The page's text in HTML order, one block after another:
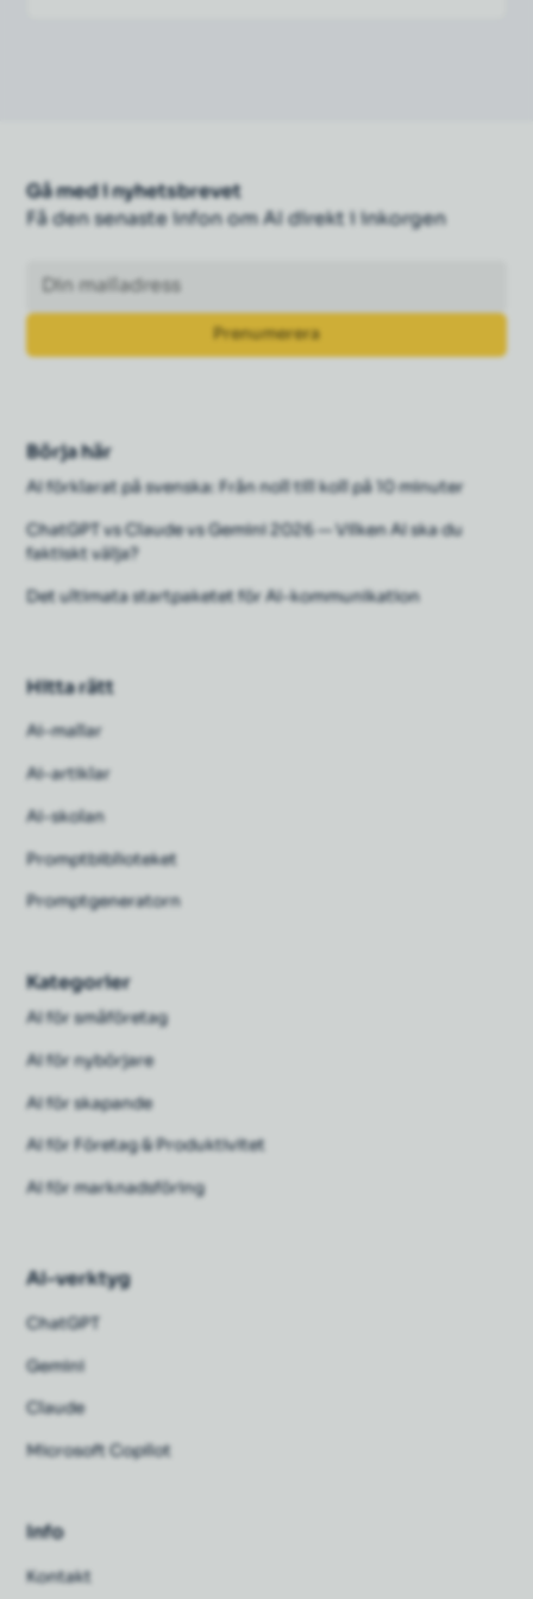
Gå med i nyhetsbrevet
Få den senaste infon om AI direkt i inkorgen
Börja här
AI förklarat på svenska: Från noll till koll på 10 minuter
ChatGPT vs Claude vs Gemini 2026 — Vilken AI ska du
faktiskt välja?
Det ultimata startpaketet för AI-kommunikation
Hitta rätt
Ai-mallar
Ai-artiklar
AI-skolan
Promptbiblioteket
Promptgeneratorn
Kategorier
AI för småföretag
AI för nybörjare
AI för skapande
AI för Företag & Produktivitet
AI för marknadsföring
AI-verktyg
ChatGPT
Gemini
Claude
Microsoft Copilot
Info
Kontakt